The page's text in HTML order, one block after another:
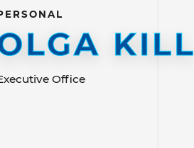
KILL
Office